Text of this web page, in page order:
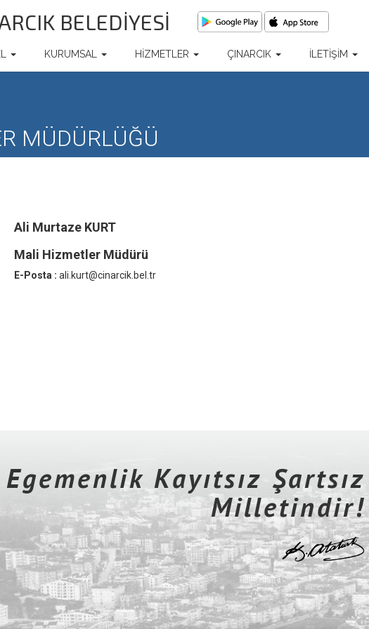
BELEDİYESİ
KURUMSAL HİZMETLER ÇINARCIK İLETİŞİM
MÜDÜRLÜĞÜ
Ali Murtaze KURT
Mali Hizmetler Müdürü
E-Posta : ali.kurt@cinarcik.bel.tr
Egemenlik Kayıtsız Şartsız
Milletindir!